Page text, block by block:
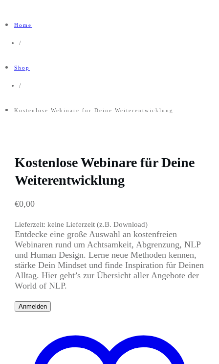
Home
/
Shop
/
Kostenlose Webinare für Deine Weiterentwicklung
Kostenlose Webinare für Deine
Weiterentwicklung
€0,00
Lieferzeit: keine Lieferzeit (z.B. Download)
Entdecke eine große Auswahl an kostenfreien
Webinaren rund um Achtsamkeit, Abgrenzung, NLP
und Human Design. Lerne neue Methoden kennen,
stärke Dein Mindset und finde Inspiration für Deinen
Alltag. Hier geht’s zur Übersicht aller Angebote der
World of NLP.
Anmelden